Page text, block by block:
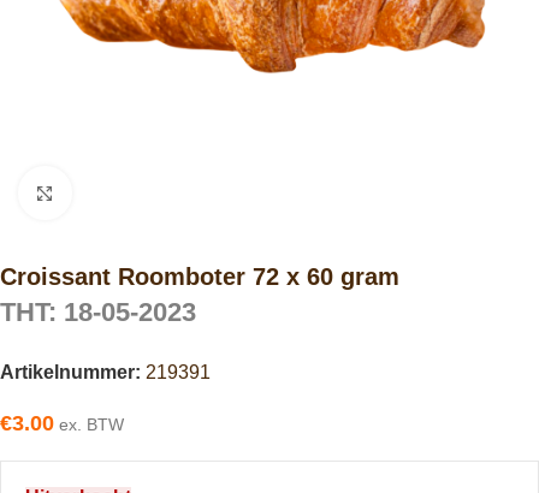
Croissant Roomboter 72 x 60 gram
THT: 18-05-2023
Artikelnummer: 219391
€3.00 ex. BTW